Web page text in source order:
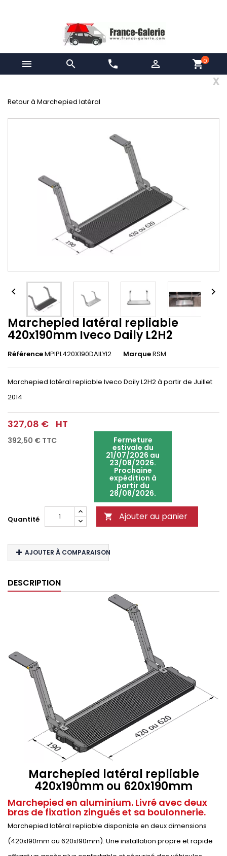
  phone  shopping_cart0
x
Retour à Marchepied latéral
 
Marchepied latéral repliable
420x190mm Iveco Daily L2H2
RéférenceMPIPL420X190DAILYl2 MarqueRSM
Marchepied latéral repliable Iveco Daily L2H2 à partir de Juillet
2014
327,08 € HT
392,50 € TTC Fermeture
estivale du
21/07/2026 au
23/08/2026.
Prochaine
expédition à
partir du
28/08/2026.
Quantité  Ajouter au panier
AJOUTER À COMPARAISON
DESCRIPTION
Marchepied latéral repliable
420x190mm ou 620x190mm
Marchepied en aluminium. Livré avec deux
bras de fixation zingués et sa boulonnerie.
Marchepied latéral repliable disponible en deux dimensions
(420x190mm ou 620x190mm). Une installation propre et rapide